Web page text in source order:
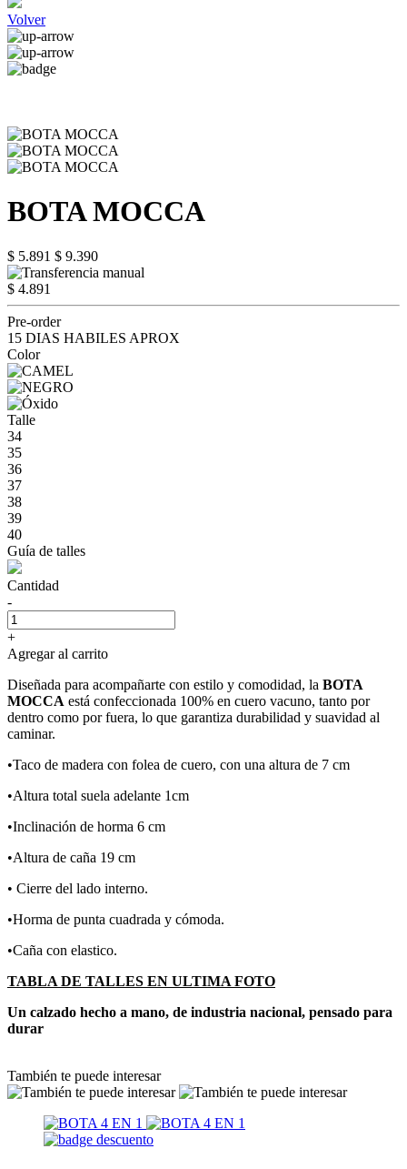
Volver
BOTA MOCCA
$ 5.891 $ 9.390
$ 4.891
Pre-order
15 DIAS HABILES APROX
Color
Talle
34
35
36
37
38
39
40
Guía de talles
Cantidad
-
+
Agregar al carrito
Diseñada para acompañarte con estilo y comodidad, la BOTA
MOCCA está confeccionada 100% en cuero vacuno, tanto por
dentro como por fuera, lo que garantiza durabilidad y suavidad al
caminar.
•Taco de madera con folea de cuero, con una altura de 7 cm
•Altura total suela adelante 1cm
•Inclinación de horma 6 cm
•Altura de caña 19 cm
• Cierre del lado interno.
•Horma de punta cuadrada y cómoda.
•Caña con elastico.
TABLA DE TALLES EN ULTIMA FOTO
Un calzado hecho a mano, de industria nacional, pensado para
durar
También te puede interesar